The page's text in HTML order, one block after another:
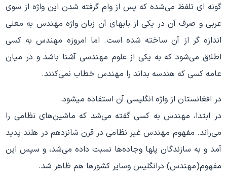
گونه ای تلفظ می‌شده که پس از وام گرفته شدن این واژه از سوی
عربی و صرف آن در یکی از بابهای آن زبان واژه مهندس به معنی
اندازه گر از آن ساخته شده است. اما امروزه مهندس به کسی
اطلاق می‌شود که به یکی از علوم مهندسی آشنا باشد و در میان
عامه کسی که هندسه بداند را مهندس خطاب نمی‌کنند.
در افغانستان از واژه انگلیسی آن استفاده میشود.
در ابتدا، مهندس به کسی گفته می‌شد که ماشین‌های نظامی را
می‌راند. مفهوم مهندس غیر نظامی در قرن شانزدهم در هلند پدید
آمد و به سازندگان پلها وجاده‌ها نسبت داده می‌شد، و سپس این
مفهوم(مهندس) درانگلیس وسایر کشورها هم ظاهر شد.